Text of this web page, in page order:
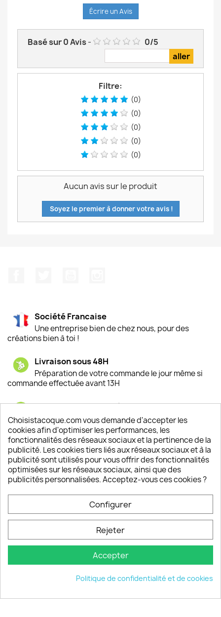
Écrire un Avis
Basé sur0Avis- 0/5
Filtre:
(0)
(0)
(0)
(0)
(0)
Aucun avis sur le produit
Soyez le premier à donner votre avis !
Société Francaise
Une entreprise bien de chez nous, pour des
créations bien à toi !
Livraison sous 48H
Préparation de votre commande le jour même si
commande effectuée avant 13H
Satisfaction de nos clients
Depuis 2009, entre 92% et 94% de nos clients
sont satisfaits de nos produits
Un SAV à votre écoute
Notre SAV est disponible 6/7J de 10h à 18H
keyboard_arrow_down
© 2026 - choisistacoque.com
Choisistacoque.com vous demande d'accepter les
cookies afin d'optimiser les performances, les
fonctionnalités des réseaux sociaux et la pertinence de la
publicité. Les cookies tiers liés aux réseaux sociaux et à la
publicité sont utilisés pour vous offrir des fonctionnalités
optimisées sur les réseaux sociaux, ainsi que des
publicités personnalisées. Acceptez-vous ces cookies ?
Configurer
Rejeter
Accepter
Politique de confidentialité et de cookies